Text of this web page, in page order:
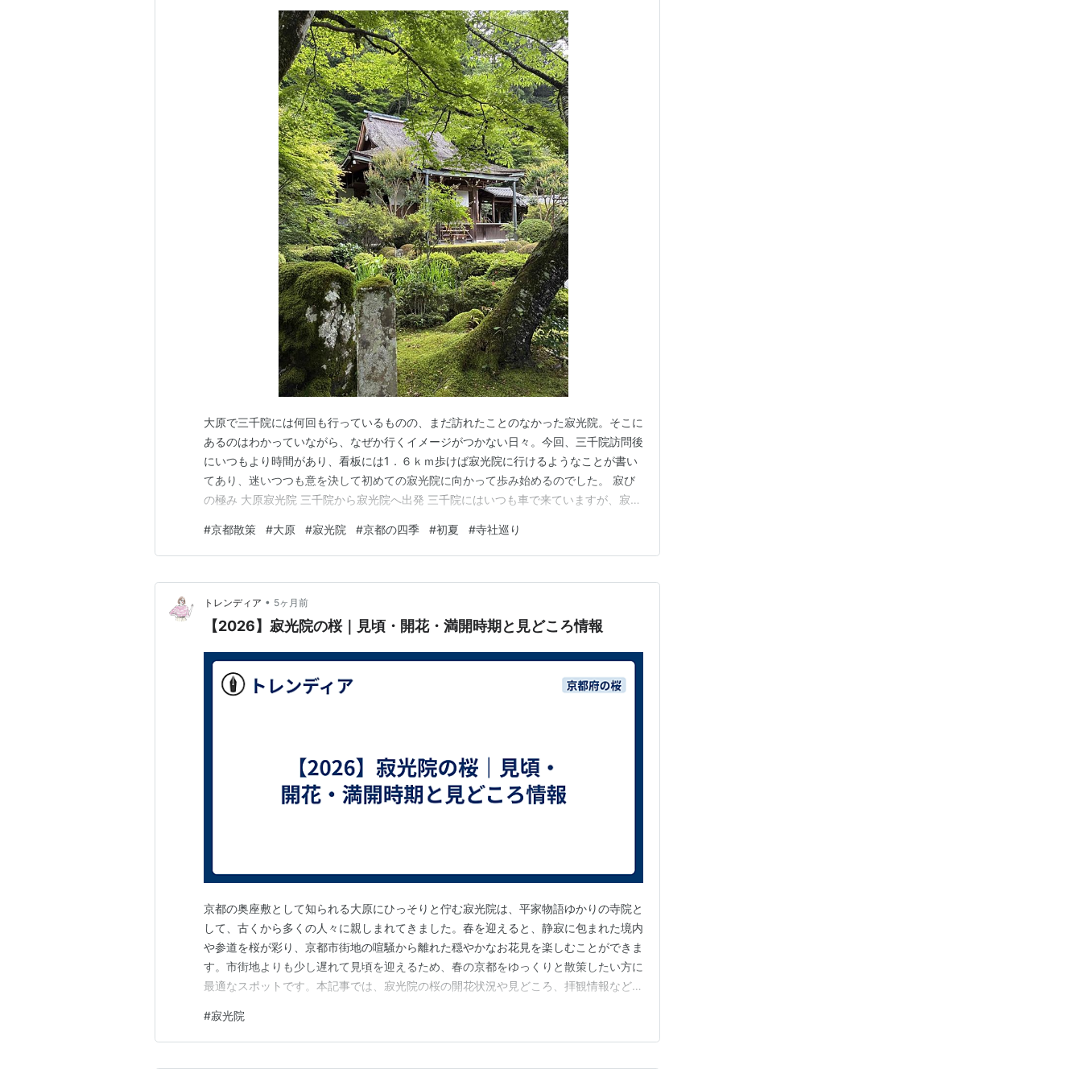
大原で三千院には何回も行っているものの、まだ訪れたことのなかった寂光院。そこに
あるのはわかっていながら、なぜか行くイメージがつかない日々。今回、三千院訪問後
にいつもより時間があり、看板には1．６ｋｍ歩けば寂光院に行けるようなことが書い
てあり、迷いつつも意を決して初めての寂光院に向かって歩み始めるのでした。 寂び
の極み 大原寂光院 三千院から寂光院へ出発 三千院にはいつも車で来ていますが、寂光
いながら遠い感じがしてました。 しかも名が『寂光院』ですから。そう簡単にはたど
りつかせてもらえない最奥の聖地のような存在だったわ…
#京都散策 #大原 #寂光院 #京都の四季 #初夏 #寺社巡り
トレンディア • 5ヶ月前
【2026】寂光院の桜｜見頃・開花・満開時期と見どころ情報
京都の奥座敷として知られる大原にひっそりと佇む寂光院は、平家物語ゆかりの寺院と
して、古くから多くの人々に親しまれてきました。春を迎えると、静寂に包まれた境内
や参道を桜が彩り、京都市街地の喧騒から離れた穏やかなお花見を楽しむことができま
す。市街地よりも少し遅れて見頃を迎えるため、春の京都をゆっくりと散策したい方に
最適なスポットです。本記事では、寂光院の桜の開花状況や見どころ、拝観情報などを
でのお花見に役立つ基本情報を表にまとめました。拝観時間や料金などの詳細は季節に
よって変動する可能性があるため、お出かけの際の目…
#寂光院